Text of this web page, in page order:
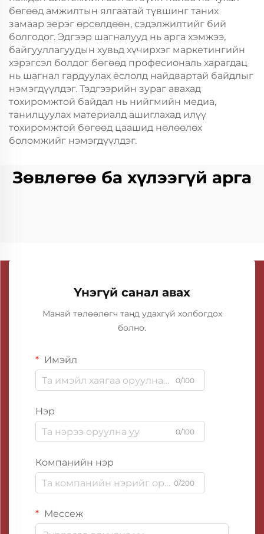
бөгөөд амжилтын ялгаатай түвшинг таних
замаар эерэг өрсөлдөөн, сэдэлжилтийг бий
болгодог. Эдгээр шагналууд нь арга хэмжээ,
байгууллагуудын хувьд хүчирхэг маркетингийн
хэрэгсэл болдог бөгөөд професиональ харагдац
нь шагнал гардуулах ёслолд найдвартай байдлыг
нэмэгдүүлдэг. Тэдгээрийн зураг авахад
тохиромжтой байдал нь нийгмийн медиа,
танилцуулах материалд ашиглахад илүү
тохиромжтой бөгөөд цаашид нөлөөлөх
боломжийг нэмэгдүүлдэг.
Зөвлөгөө ба хүлээгүй арга
Үнэгүй санал авах
Манай төлөөлөгч танд удахгүй холбогдох
болно.
Имэйл
0/100
Нэр
0/100
Компанийн нэр
0/200
Мессеж